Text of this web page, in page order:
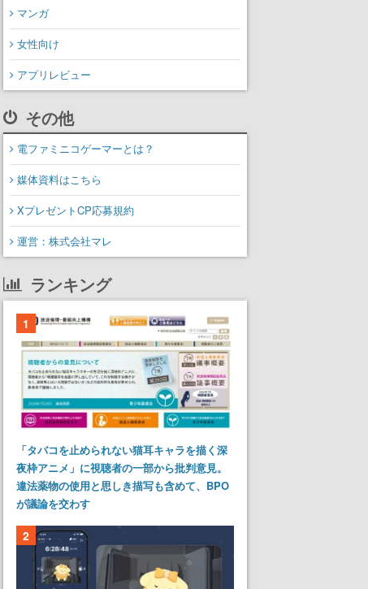
マンガ
女性向け
アプリレビュー
その他
電ファミニコゲーマーとは？
媒体資料はこちら
XプレゼントCP応募規約
運営：株式会社マレ
ランキング
1
「タバコを止められない猫耳キャラを描く深
夜枠アニメ」に視聴者の一部から批判意見。
違法薬物の使用と思しき描写も含めて、BPO
が議論を交わす
2